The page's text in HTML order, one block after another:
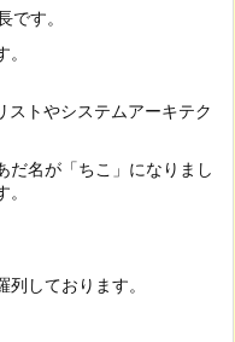
す。
トやシステムアーキテク
だ名が「ちこ」になりまし
しております。